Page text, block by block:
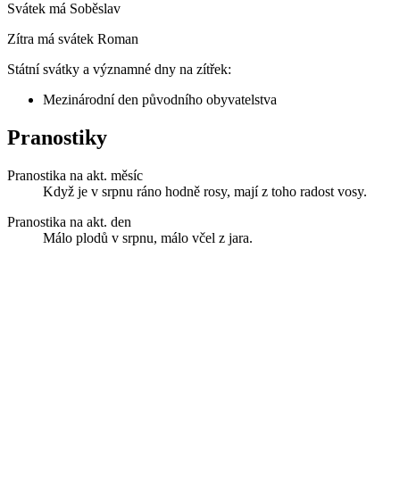
Svátek má Soběslav
Zítra má svátek Roman
Státní svátky a významné dny na zítřek:
Mezinárodní den původního obyvatelstva
Pranostiky
Pranostika na akt. měsíc
Když je v srpnu ráno hodně rosy, mají z toho radost vosy.
Pranostika na akt. den
Málo plodů v srpnu, málo včel z jara.